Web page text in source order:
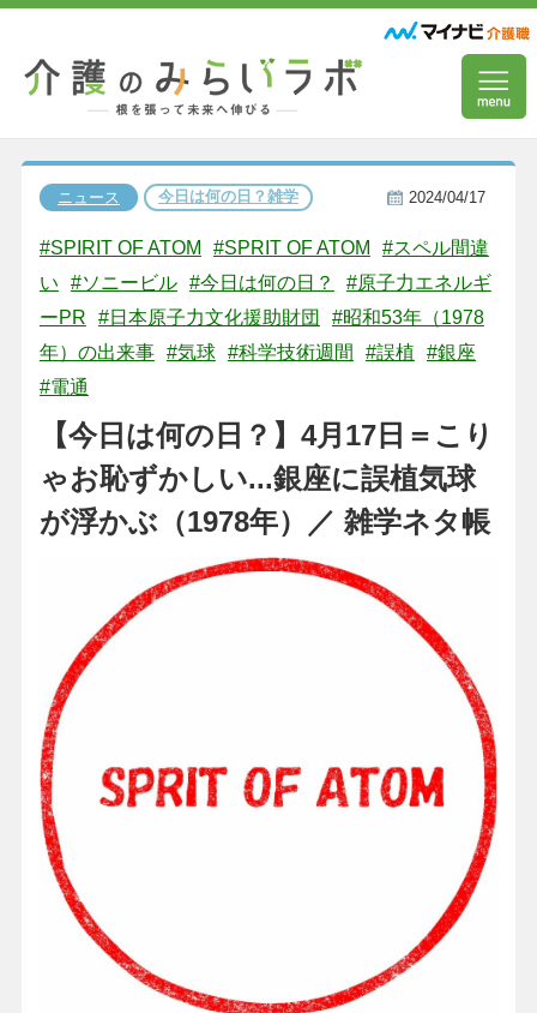
ニュース 今日は何の日？雑学 2024/04/17
#SPIRIT OF ATOM #SPRIT OF ATOM
#スペル間違
い
#ソニービル #今日は何の日？
#原子力エネルギ
ーPR
#日本原子力文化援助財団
#昭和53年（1978
年）の出来事 #気球 #科学技術週間 #誤植
#銀座
#電通
【今日は何の日？】4月17日＝こり
ゃお恥ずかしい...銀座に誤植気球
が浮かぶ（1978年）／ 雑学ネタ帳